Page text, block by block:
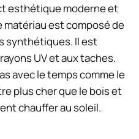
esthétique moderne et
matériau est composé de
synthétiques. Il est
UV et aux taches.
avec le temps comme le
plus cher que le bois et
chauffer au soleil.